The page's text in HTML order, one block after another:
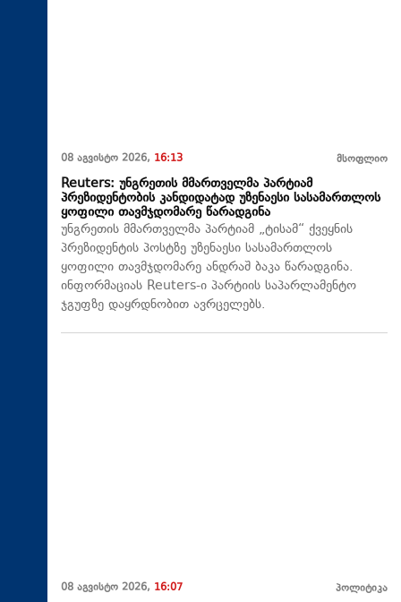
08 აგვისტო 2026, 16:13 მსოფლიო
Reuters: უნგრეთის მმართველმა პარტიამ
პრეზიდენტობის კანდიდატად უზენაესი სასამართლოს
ყოფილი თავმჯდომარე წარადგინა
უნგრეთის მმართველმა პარტიამ „ტისამ“ ქვეყნის
პრეზიდენტის პოსტზე უზენაესი სასამართლოს
ყოფილი თავმჯდომარე ანდრაშ ბაკა წარადგინა.
ინფორმაციას Reuters-ი პარტიის საპარლამენტო
ჯგუფზე დაყრდნობით ავრცელებს.
08 აგვისტო 2026, 16:07 პოლიტიკა